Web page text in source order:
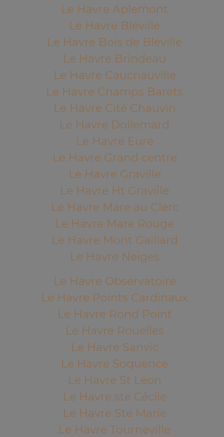
Le Havre Aplemont
Le Havre Bléville
Le Havre Bois de Bléville
Le Havre Brindeau
Le Havre Caucriauville
Le Havre Champs Barets
Le Havre Cité Chauvin
Le Havre Dollemard
Le Havre Eure
Le Havre Grand centre
Le Havre Graville
Le Havre Ht Graville
Le Havre Mare au Clerc
Le Havre Mare Rouge
Le Havre Mont Gaillard
Le Havre Neiges
Le Havre Observatoire
Le Havre Points Cardinaux
Le Havre Rond Point
Le Havre Rouelles
Le Havre Sanvic
Le Havre Soquence
Le Havre St Léon
Le Havre ste Cécile
Le Havre Ste Marie
Le Havre Tourneville